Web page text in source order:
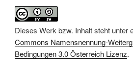
Dieses Werk bzw. Inhalt steht unter
Commons Namensnennung-
Bedingungen 3.0 Österreich Lizenz.